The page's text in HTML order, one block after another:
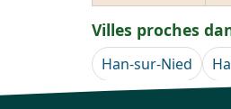
Villes proches
Han-sur-Nied